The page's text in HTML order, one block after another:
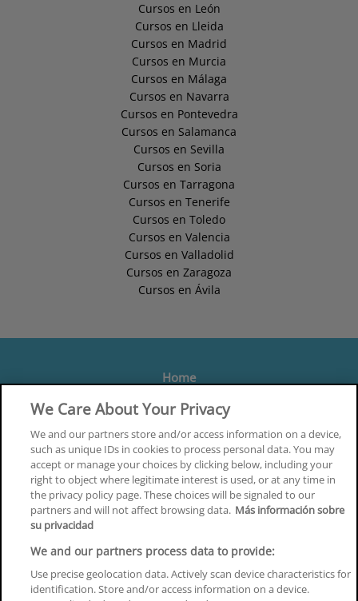
Cursos en León
Cursos en Lleida
Cursos en Madrid
Cursos en Murcia
Cursos en Málaga
Cursos en Navarra
Cursos en Pontevedra
Cursos en Salamanca
Cursos en Sevilla
Cursos en Soria
Cursos en Tarragona
Cursos en Tenerife
Cursos en Toledo
Cursos en Valencia
Cursos en Valladolid
Cursos en Zaragoza
Cursos en Ávila
Home
Formación
Centros
Orientación
Quiénes somos
Contacta
Política de Privacidad
Política de Cookies
We Care About Your Privacy
We and our partners store and/or access information on a device,
such as unique IDs in cookies to process personal data. You may
accept or manage your choices by clicking below, including your
right to object where legitimate interest is used, or at any time in
the privacy policy page. These choices will be signaled to our
partners and will not affect browsing data. Más información sobre
su privacidad
We and our partners process data to provide:
Use precise geolocation data. Actively scan device characteristics for
identification. Store and/or access information on a device.